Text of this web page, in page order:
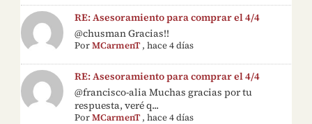
RE: Asesoramiento para comprar el 4/4
@chusman Gracias!!
PorMCarmenT,hace 4 días
RE: Asesoramiento para comprar el 4/4
@francisco-alia Muchas gracias por tu
respuesta, veré q...
PorMCarmenT,hace 4 días